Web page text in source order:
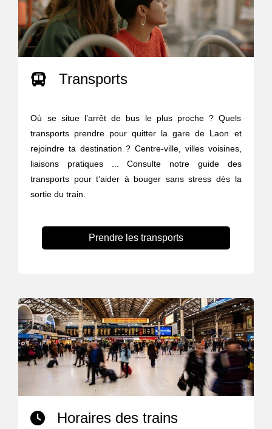
Transports
Où se situe l’arrêt de bus le plus proche ? Quels
transports prendre pour quitter la gare de Laon et
rejoindre ta destination ? Centre-ville, villes voisines,
liaisons pratiques ... Consulte notre guide des
transports pour t’aider à bouger sans stress dès la
sortie du train.
Prendre les transports
Horaires des trains